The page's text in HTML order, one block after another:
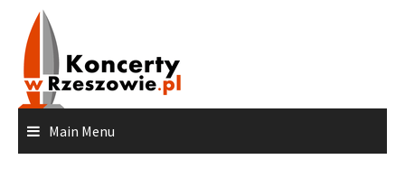
content
Main Menu